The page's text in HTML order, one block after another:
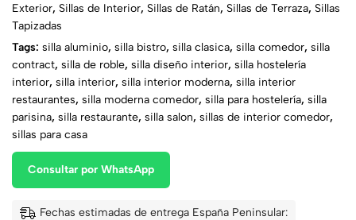
Exterior, Sillas de Interior, Sillas de Ratán, Sillas de Terraza, Sillas
Tapizadas
Tags: silla aluminio, silla bistro, silla clasica, silla comedor, silla
contract, silla de roble, silla diseño interior, silla hostelería
interior, silla interior, silla interior moderna, silla interior
restaurantes, silla moderna comedor, silla para hostelería, silla
parisina, silla restaurante, silla salon, sillas de interior comedor,
sillas para casa
Consultar por WhatsApp
Fechas estimadas de entrega España Peninsular: